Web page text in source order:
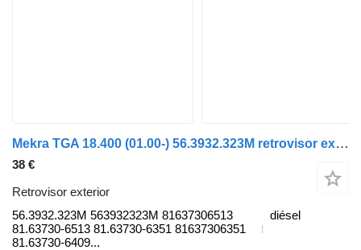
Mekra TGA 18.400 (01.00-) 56.3932.323M retrovisor exterior para MAN 4-series, TGA (1993-2009) camión
38 €
Retrovisor exterior
56.3932.323M 563932323M 81637306513
81.63730-6513 81.63730-6351 81637306351
81.63730-6409...
diésel